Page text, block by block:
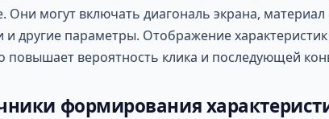
Они могут включать диагональ экрана,
и другие параметры. Отображение
повышает вероятность клика и последующей
формирования